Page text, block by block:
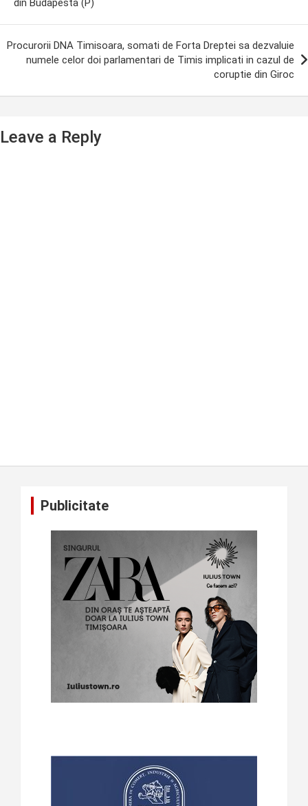
din Budapesta (P)
Procurorii DNA Timisoara, somati de Forta Dreptei sa dezvaluie
numele celor doi parlamentari de Timis implicati in cazul de
coruptie din Giroc
Leave a Reply
Publicitate